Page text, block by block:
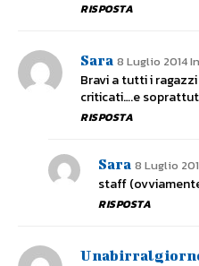
RISPOSTA
Sara 8 Luglio 2014
Bravi a tutti i
criticati….e
RISPOSTA
Sara 8 Luglio
staff
RISPOSTA